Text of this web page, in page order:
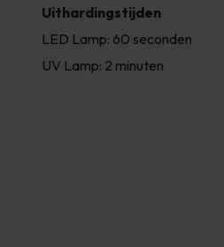
Uithardingstijden
LED Lamp: 60 seconden
UV Lamp: 2 minuten